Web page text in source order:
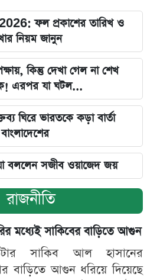
ফল প্রকাশের তারিখ ও
নিয়ম জানুন
কিন্তু দেখা গেল না শেখ
এরপর যা ঘটল...
ঘিরে ভারতকে কড়া বার্তা
বাংলাদেশের
বললেন সজীব ওয়াজেদ জয়
রাজনীতি
মধ্যেই সাকিবের বাড়িতে আগুন
সাকিব আল হাসানের
বাড়িতে আগুন ধরিয়ে দিয়েছে